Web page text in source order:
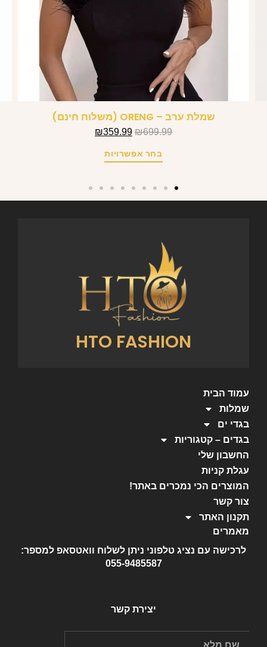
שמלת ערב – ORENG (משלוח חינם)
₪699.99
₪359.99
בחר אפשרויות
HTO FASHION
עמוד הבית
שמלות
בגדי ים
בגדים – קטגוריות
החשבון שלי
עגלת קניות
המוצרים הכי נמכרים באתר!
צור קשר
תקנון האתר
מאמרים
לרכישה עם נציג טלפוני ניתן לשלוח וואטסאפ למספר:
055-9485587
יצירת קשר